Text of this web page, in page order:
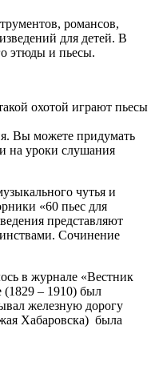
романсов,
для детей. В
этюды и пьесы.
охотой играют пьесы
Вы можете придумать
на уроки слушания
чутья и
«60 пьес для
представляют
Сочинение
в журнале «Вестник
(1829 – 1910) был
железную дорогу
Хабаровска) была